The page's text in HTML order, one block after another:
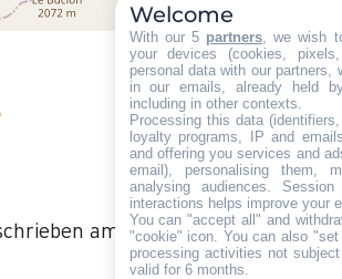
4,11
/ 5
(9 Meinung
am 12/02/2025
Welcome
With our 5 partners, we wish
your devices (cookies,
personal data with our partners,
in our emails, already held
including in other contexts.
Processing this data
loyalty programs, IP and
and offering you services and
email), personalising them,
analysing audiences.
interactions helps improve your
You can "accept all" and
"cookie" icon. You can also
processing activities not
valid for 6 months.